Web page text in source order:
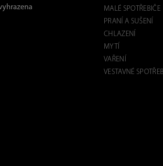
MALÉ SPOTŘEBIČE
PRANÍ A SUŠENÍ
CHLAZENÍ
MYTÍ
VAŘENÍ
VESTAVNÉ